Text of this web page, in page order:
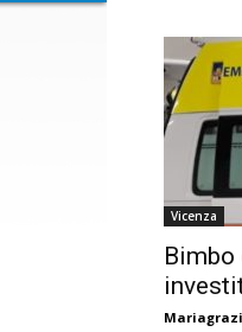
Vicenza
Bimbo